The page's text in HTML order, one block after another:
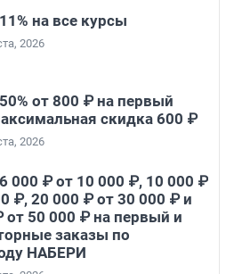
на все курсы
2026
от 800 ₽ на первый
скидка 600 ₽
2026
000 ₽ от 10 000 ₽, 10 000 ₽
₽, 20 000 ₽ от 30 000 ₽ и
от 50 000 ₽ на первый и
заказы по
НАБЕРИ